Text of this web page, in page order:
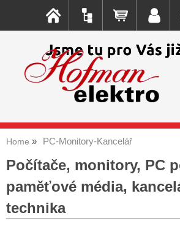
Home PC-Monitory-Kancelář
Počítače, monitory, PC
paměťové média,
technika